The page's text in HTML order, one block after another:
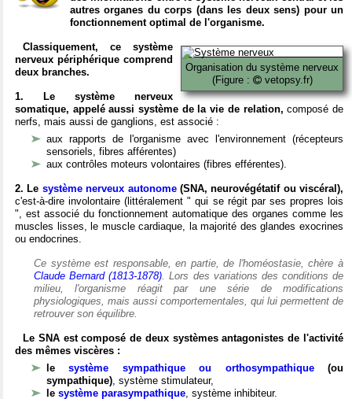
autres organes du corps (dans les deux sens) pour un
fonctionnement optimal de l'organisme.
Organisation du système nerveux
(Figure :
vetopsy.fr)
Classiquement, ce système
nerveux périphérique comprend
deux branches.
1. Le système nerveux
somatique, appelé aussi système de la vie de relation, composé de
nerfs, mais aussi de ganglions, est associé :
aux rapports de l'organisme avec l'environnement (récepteurs
sensoriels, fibres afférentes)
aux contrôles moteurs volontaires (fibres efférentes).
2. Le système nerveux autonome(SNA, neurovégétatif ou viscéral),
c'est-à-dire involontaire (littéralement " qui se régit par ses propres lois
", est associé du fonctionnement automatique des organes comme les
muscles lisses, le muscle cardiaque, la majorité des glandes exocrines
ou endocrines.
Ce système est responsable, en partie, de l'homéostasie, chère à
Claude Bernard (1813-1878). Lors des variations des conditions de
milieu, l'organisme réagit par une série de modifications
physiologiques, mais aussi comportementales, qui lui permettent de
retrouver son équilibre.
Le SNA est composé de deux systèmes antagonistes de l'activité
des mêmes viscères :
lesystème sympathique ou orthosympathique(ou
sympathique), système stimulateur,
le système parasympathique, système inhibiteur.